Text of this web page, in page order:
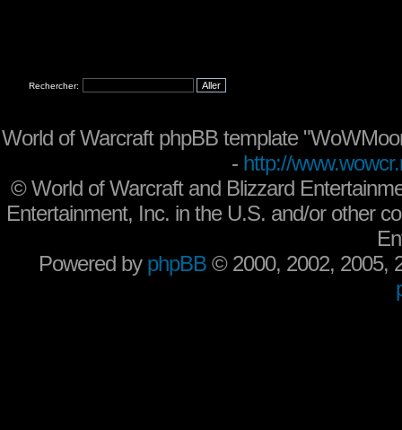
Rechercher:
World of Warcraft phpBB template
- http://
©World of Warcraft and Blizzard
Entertainment, Inc. in the U.S. and/or other
Powered by phpBB © 2000, 2002, 2005,